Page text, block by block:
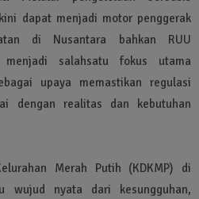
dapat menjadi motor penggerak
di Nusantara bahkan RUU
salahsatu fokus utama
upaya memastikan regulasi
dengan realitas dan kebutuhan
Merah Putih (KDKMP) di
wujud nyata dari kesungguhan,